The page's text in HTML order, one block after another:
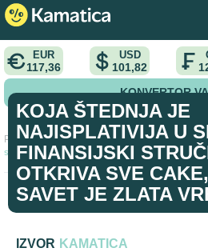
EUR
117,36
USD
101,82
KONVERTOR
Početna > analiza
Koja štednja je
stručnjak otkriva sve cake, a ovaj savet je
KOJA ŠTEDNJA JE
NAJISPLATIVIJA U
FINANSIJSKI
OTKRIVA SVE
SAVET JE ZLATA
IZVOR KAMATICA